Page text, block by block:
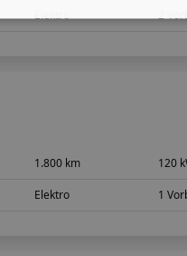
Elektro 2
1.800 km 120
Elektro 1